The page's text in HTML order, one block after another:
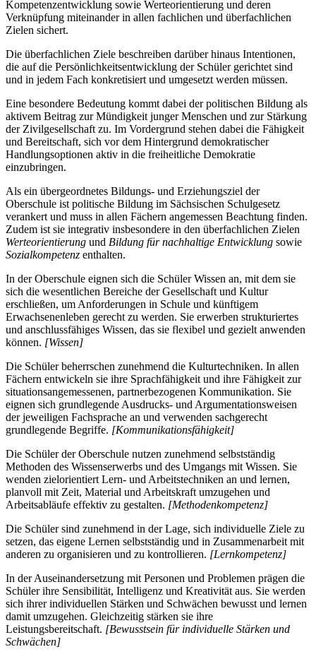
Kompetenzentwicklung sowie Werteorientierung und deren
Verknüpfung miteinander in allen fachlichen und überfachlichen
Zielen sichert.
Die überfachlichen Ziele beschreiben darüber hinaus Intentionen,
die auf die Persönlichkeitsentwicklung der Schüler gerichtet sind
und in jedem Fach konkretisiert und umgesetzt werden müssen.
Eine besondere Bedeutung kommt dabei der politischen Bildung als
aktivem Beitrag zur Mündigkeit junger Menschen und zur Stärkung
der Zivilgesellschaft zu. Im Vordergrund stehen dabei die Fähigkeit
und Bereitschaft, sich vor dem Hintergrund demokratischer
Handlungsoptionen aktiv in die freiheitliche Demokratie
einzubringen.
Als ein übergeordnetes Bildungs- und Erziehungsziel der
Oberschule ist politische Bildung im Sächsischen Schulgesetz
verankert und muss in allen Fächern angemessen Beachtung finden.
Zudem ist sie integrativ insbesondere in den überfachlichen Zielen
Werteorientierung und Bildung für nachhaltige Entwicklung sowie
Sozialkompetenz enthalten.
In der Oberschule eignen sich die Schüler Wissen an, mit dem sie
sich die wesentlichen Bereiche der Gesellschaft und Kultur
erschließen, um Anforderungen in Schule und künftigem
Erwachsenenleben gerecht zu werden. Sie erwerben strukturiertes
und anschlussfähiges Wissen, das sie flexibel und gezielt anwenden
können. [Wissen]
Die Schüler beherrschen zunehmend die Kulturtechniken. In allen
Fächern entwickeln sie ihre Sprachfähigkeit und ihre Fähigkeit zur
situationsangemessenen, partnerbezogenen Kommunikation. Sie
eignen sich grundlegende Ausdrucks- und Argumentationsweisen
der jeweiligen Fachsprache an und verwenden sachgerecht
grundlegende Begriffe. [Kommunikationsfähigkeit]
Die Schüler der Oberschule nutzen zunehmend selbstständig
Methoden des Wissenserwerbs und des Umgangs mit Wissen. Sie
wenden zielorientiert Lern- und Arbeitstechniken an und lernen,
planvoll mit Zeit, Material und Arbeitskraft umzugehen und
Arbeitsabläufe effektiv zu gestalten. [Methodenkompetenz]
Die Schüler sind zunehmend in der Lage, sich individuelle Ziele zu
setzen, das eigene Lernen selbstständig und in Zusammenarbeit mit
anderen zu organisieren und zu kontrollieren. [Lernkompetenz]
In der Auseinandersetzung mit Personen und Problemen prägen die
Schüler ihre Sensibilität, Intelligenz und Kreativität aus. Sie werden
sich ihrer individuellen Stärken und Schwächen bewusst und lernen
damit umzugehen. Gleichzeitig stärken sie ihre
Leistungsbereitschaft. [Bewusstsein für individuelle Stärken und
Schwächen]